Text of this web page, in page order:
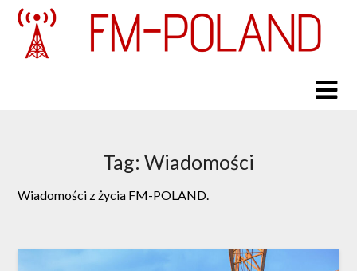
Skip
content
Tag: Wiadomości
Wiadomości z życia FM-POLAND.